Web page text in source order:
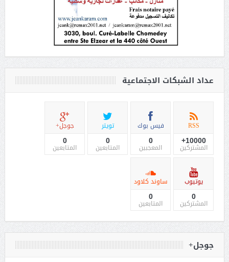
عداد الشبكات الاجتماعية
RSS
10000+
المشتركين
فيس بوك
0
المعجبين
تويتر
0
المتابعين
جوجل+
0
المتابعين
يوتيوب
0
المشتركين
ساوند كلاود
0
المتابعين
جوجل+